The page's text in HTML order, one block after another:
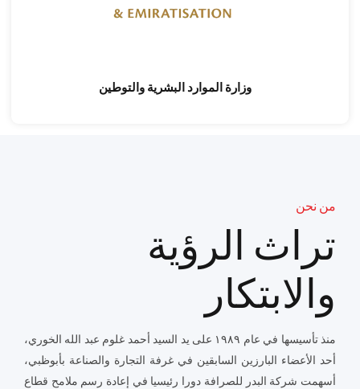
وزارة الموارد البشرية والتوطين
من نحن
تراث الرؤية
والابتكار
منذ تأسيسها في عام ١٩٨٩ على يد السيد أحمد غلوم عبد الله الخوري،
أحد الأعضاء البارزين السابقين في غرفة التجارة والصناعة بأبوظبي،
أسهمت شركة البدر للصرافة دورا رئيسيا في إعادة رسم ملامح قطاع